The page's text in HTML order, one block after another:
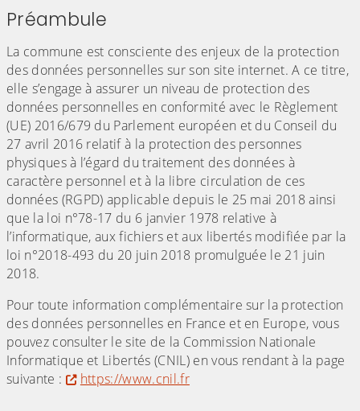
Préambule
La commune est consciente des enjeux de la protection
des données personnelles sur son site internet. A ce titre,
elle s’engage à assurer un niveau de protection des
données personnelles en conformité avec le Règlement
(UE) 2016/679 du Parlement européen et du Conseil du
27 avril 2016 relatif à la protection des personnes
physiques à l’égard du traitement des données à
caractère personnel et à la libre circulation de ces
données (RGPD) applicable depuis le 25 mai 2018 ainsi
que la loi n°78-17 du 6 janvier 1978 relative à
l’informatique, aux fichiers et aux libertés modifiée par la
loi n°2018-493 du 20 juin 2018 promulguée le 21 juin
2018.
Pour toute information complémentaire sur la protection
des données personnelles en France et en Europe, vous
pouvez consulter le site de la Commission Nationale
Informatique et Libertés (CNIL) en vous rendant à la page
suivante :
https://www.cnil.fr